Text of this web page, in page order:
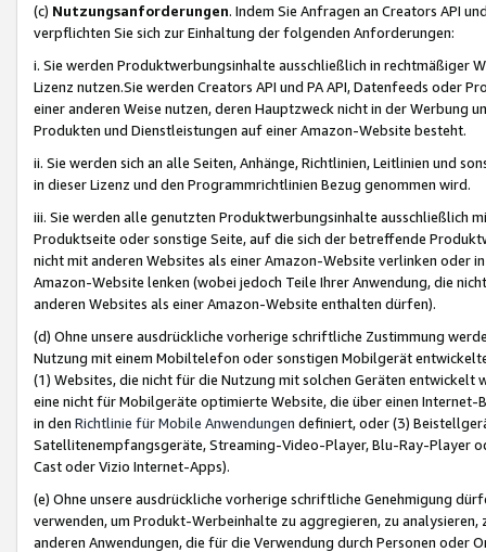
(c) Nutzungsanforderungen. Indem Sie Anfragen an Creators API
verpflichten Sie sich zur Einhaltung der folgenden Anforderungen:
i. Sie werden Produktwerbungsinhalte ausschließlich in rechtmäßiger
Lizenz nutzen.Sie werden Creators API und PA API, Datenfeeds oder
einer anderen Weise nutzen, deren Hauptzweck nicht in der Werbung
Produkten und Dienstleistungen auf einer Amazon-Website besteht.
ii. Sie werden sich an alle Seiten, Anhänge, Richtlinien, Leitlinien und
in dieser Lizenz und den Programmrichtlinien Bezug genommen wird.
iii. Sie werden alle genutzten Produktwerbungsinhalte ausschließlich
Produktseite oder sonstige Seite, auf die sich der betreffende
nicht mit anderen Websites als einer Amazon-Website verlinken oder
Amazon-Website lenken (wobei jedoch Teile Ihrer Anwendung, die
anderen Websites als einer Amazon-Website enthalten dürfen).
(d) Ohne unsere ausdrückliche vorherige schriftliche Zustimmung
Nutzung mit einem Mobiltelefon oder sonstigen Mobilgerät
(1) Websites, die nicht für die Nutzung mit solchen Geräten
eine nicht für Mobilgeräte optimierte Website, die über einen
in den Richtlinie für Mobile Anwendungen definiert, oder (3)
Satellitenempfangsgeräte, Streaming-Video-Player, Blu-Ray-Player
Cast oder Vizio Internet-Apps).
(e) Ohne unsere ausdrückliche vorherige schriftliche Genehmigung
verwenden, um Produkt-Werbeinhalte zu aggregieren, zu
anderen Anwendungen, die für die Verwendung durch Personen